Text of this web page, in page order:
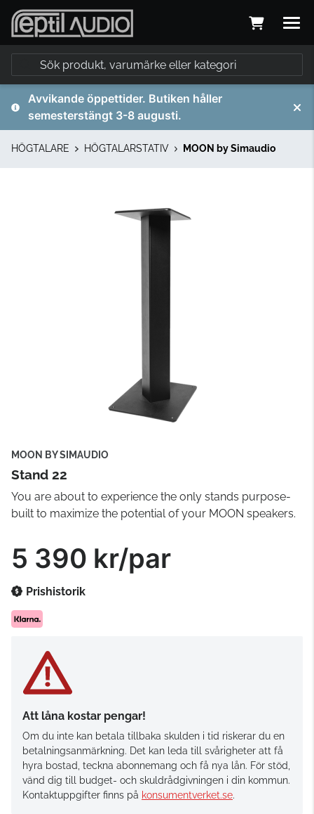
Avvikande öppettider. Butiken håller
semesterstängt 3-8 augusti.
HÖGTALARE HÖGTALARSTATIV MOON by Simaudio
MOON BY SIMAUDIO
Stand 22
You are about to experience the only stands purpose-
built to maximize the potential of your MOON speakers.
5 390 kr/par
Prishistorik
Att låna kostar pengar!
Om du inte kan betala tillbaka skulden i tid riskerar du en
betalningsanmärkning. Det kan leda till svårigheter att få
hyra bostad, teckna abonnemang och få nya lån. För stöd,
vänd dig till budget- och skuldrådgivningen i din kommun.
Kontaktuppgifter finns på konsumentverket.se.